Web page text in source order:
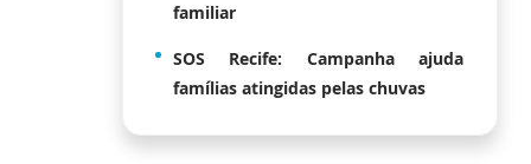
familiar
SOS Recife: Campanha ajuda
famílias atingidas pelas chuvas